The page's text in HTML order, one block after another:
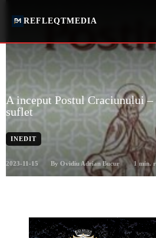
REFLEQTMEDIA
A inceput Postul Craciunului –
suflet
INEDIT
2023-11-15 By Ovidiu Adrian Bucur 1 min.